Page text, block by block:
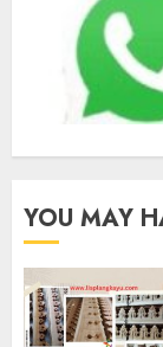
YOU MAY